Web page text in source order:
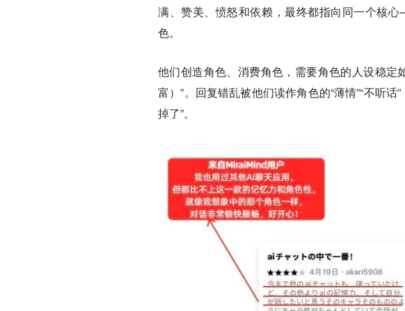
满、赞美、愤怒和依赖，最终都指向同一个核
色。
他们创造角色、消费角色，需要角色的人设稳定
富）”。回复错乱被他们读作角色的“薄情”“不听
掉了”。